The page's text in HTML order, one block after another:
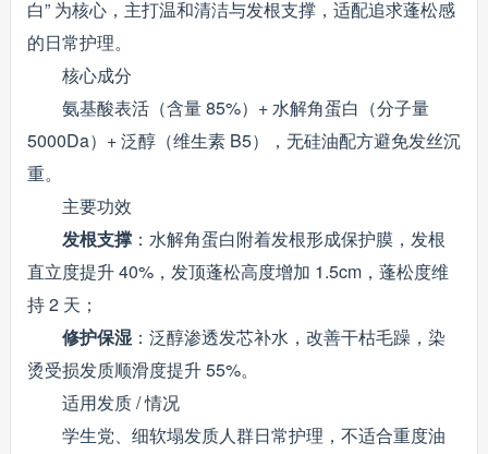
白” 为核心，主打温和清洁与发根支撑，适配追求蓬松感
的日常护理。
核心成分
氨基酸表活（含量 85%）+ 水解角蛋白（分子量
5000Da）+ 泛醇（维生素 B5），无硅油配方避免发丝沉
重。
主要功效
发根支撑：水解角蛋白附着发根形成保护膜，发根
直立度提升 40%，发顶蓬松高度增加 1.5cm，蓬松度维
持 2 天；
修护保湿：泛醇渗透发芯补水，改善干枯毛躁，染
烫受损发质顺滑度提升 55%。
适用发质 / 情况
学生党、细软塌发质人群日常护理，不适合重度油